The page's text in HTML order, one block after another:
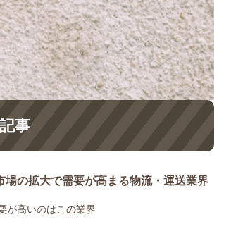
事
場の拡大で需要が高まる物流・運送業界
が高いのはこの業界